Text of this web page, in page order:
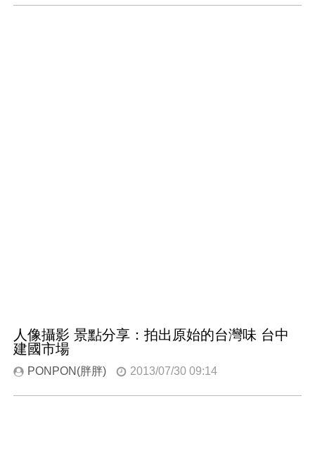
人像攝影 景點分享：拍出原始的台灣味 台中
建國市場
PONPON(胖胖) 2013/07/30 09:14